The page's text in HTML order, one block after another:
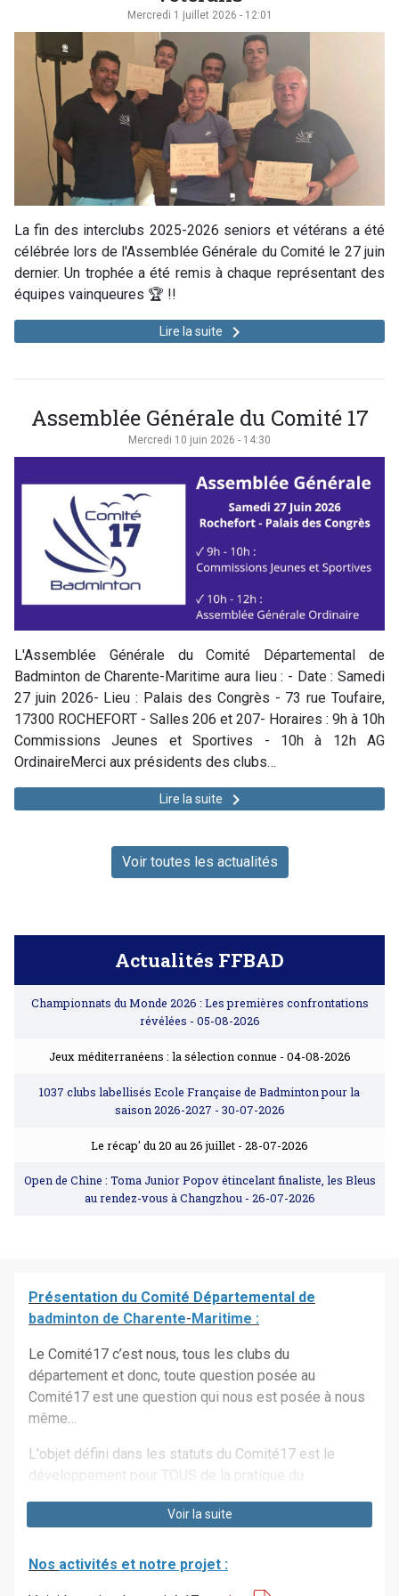
Mercredi 1 juillet 2026 - 12:01
La fin des interclubs 2025-2026 seniors et vétérans a été
célébrée lors de l'Assemblée Générale du Comité le 27 juin
dernier. Un trophée a été remis à chaque représentant des
équipes vainqueures 🏆 !!
Lire la suite keyboard_arrow_right
Assemblée Générale du Comité 17
Mercredi 10 juin 2026 - 14:30
L'Assemblée Générale du Comité Départemental de
Badminton de Charente-Maritime aura lieu : - Date : Samedi
27 juin 2026- Lieu : Palais des Congrès - 73 rue Toufaire,
17300 ROCHEFORT - Salles 206 et 207- Horaires : 9h à 10h
Commissions Jeunes et Sportives - 10h à 12h AG
OrdinaireMerci aux présidents des clubs…
Lire la suite keyboard_arrow_right
Voir toutes les actualités
Actualités FFBAD
Championnats du Monde 2026 : Les premières confrontations
révélées - 05-08-2026
Jeux méditerranéens : la sélection connue - 04-08-2026
1037 clubs labellisés Ecole Française de Badminton pour la
saison 2026-2027 - 30-07-2026
Le récap' du 20 au 26 juillet - 28-07-2026
Open de Chine : Toma Junior Popov étincelant finaliste, les Bleus
au rendez-vous à Changzhou - 26-07-2026
Présentation du Comité Départemental de
badminton de Charente- Maritime :
Le Comité17 c’est nous, tous les clubs du
département et donc, toute question posée au
Comité17 est une question qui nous est posée à nous
même…
L'objet défini dans les statuts du Comité17 est le
développement pour TOUS de la pratique du
quantitatif par l’augmentation du nombre de clubs et
Voir la suite
Nos activités et notre projet :